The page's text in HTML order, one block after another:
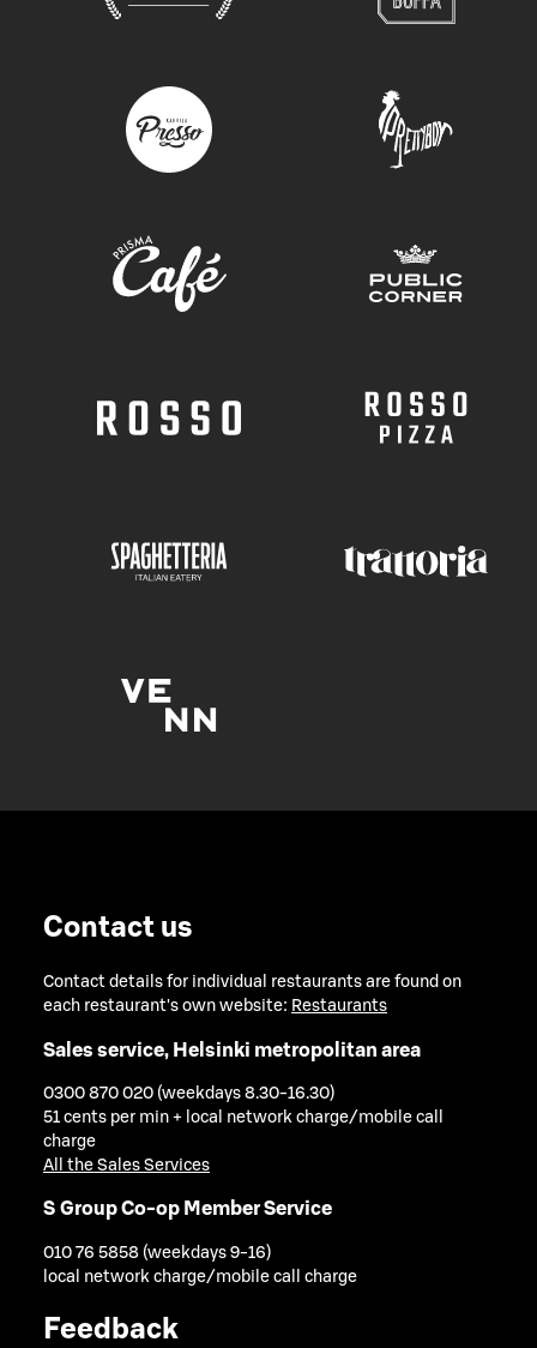
Contact us
Contact details for individual restaurants are found on
each restaurant's own website: Restaurants
Sales service, Helsinki metropolitan area
0300 870 020 (weekdays 8.30-16.30)
51 cents per min + local network charge/mobile call
charge
All the Sales Services
S Group Co-op Member Service
010 76 5858 (weekdays 9-16)
local network charge/mobile call charge
Feedback